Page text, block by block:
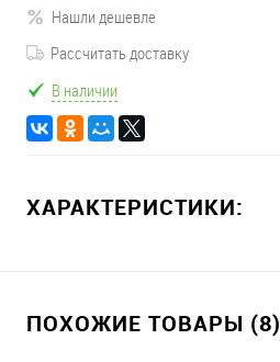
Нашли дешевле
Рассчитать доставку
В наличии
ХАРАКТЕРИСТИКИ:
ПОХОЖИЕ ТОВАРЫ (8)